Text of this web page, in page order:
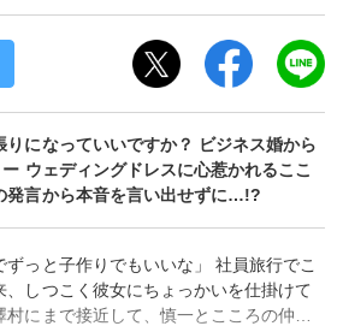
になっていいですか？ ビジネス婚から
ウェディングドレスに心惹かれるここ
発言から本音を言い出せずに…!?
ずっと子作りでもいいな」 社員旅行でこ
、しつこく彼女にちょっかいを仕掛けて
にまで接近して、慎一とこころの仲を